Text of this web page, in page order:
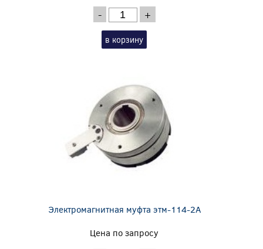
- +
в корзину
Электромагнитная муфта этм-114-2А
Цена по запросу